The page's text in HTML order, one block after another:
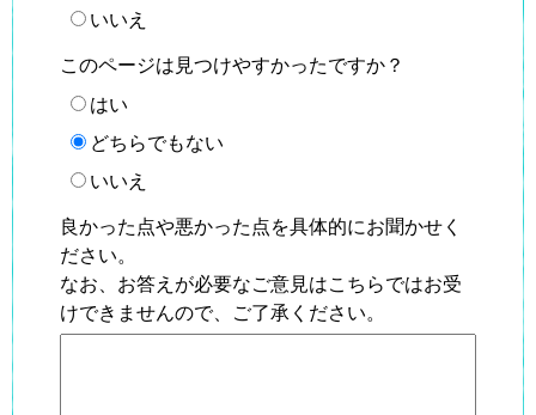
いいえ
このページは見つけやすかったですか？
はい
どちらでもない
いいえ
良かった点や悪かった点を具体的にお聞かせく
ださい。
なお、お答えが必要なご意見はこちらではお受
けできませんので、ご了承ください。